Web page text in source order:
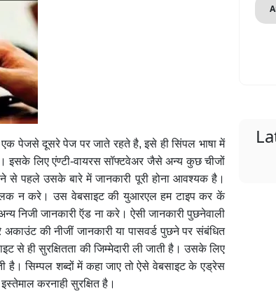
पेजसे दूसरे पेज पर जाते रहते है, इसे ही सिंपल भाषा में
इसके लिए एंण्टी-वायरस सॉफ्टवेअर जैसे अन्य कुछ चीजों
पहले उसके बारे में जानकारी पूरी होना आवश्यक है।
न करे। उस वेबसाइट की युआरएल हम टाइप कर कें
निजी जानकारी ऍड ना करे। ऐसी जानकारी पुछनेवाली
की नीजीं जानकारी या पासवर्ड पुछने पर संबंधित
सुरक्षितता की जिम्मेदारी ली जाती है। उसके लिए
है। सिम्पल शब्दों में कहा जाए तो ऐसे वेबसाइट के एड्रेस
करनाही सुरक्षित है।